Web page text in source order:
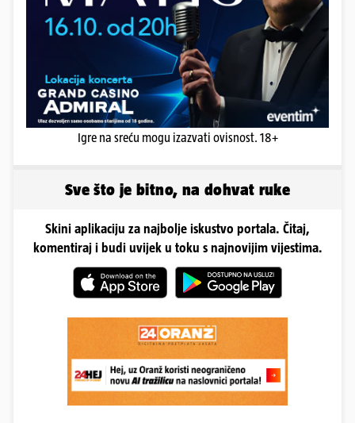
Igre na sreću mogu izazvati ovisnost. 18+
Sve što je bitno, na dohvat ruke
Skini aplikaciju za najbolje iskustvo portala. Čitaj,
komentiraj i budi uvijek u toku s najnovijim vijestima.